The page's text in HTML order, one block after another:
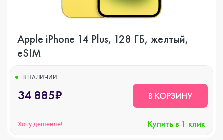
Apple iPhone 14 Plus, 128 ГБ, желтый,
eSIM
В НАЛИЧИИ
34 885₽ В КОРЗИНУ
Хочу дешевле! Купить в 1 клик